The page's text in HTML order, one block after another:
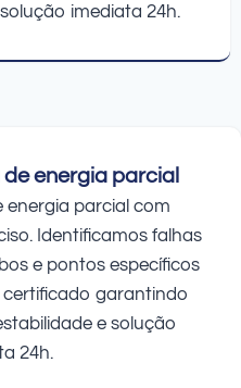
imediata 24h.
energia parcial
energia parcial com
Identificamos falhas
e pontos específicos
garantindo
e solução
24h.